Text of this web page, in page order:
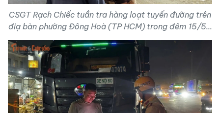
CSGT Rạch Chiếc tuần tra hàng loạt tuyến đường trên
điạ bàn phường Đông Hoà (TP HCM) trong đêm 15/5...